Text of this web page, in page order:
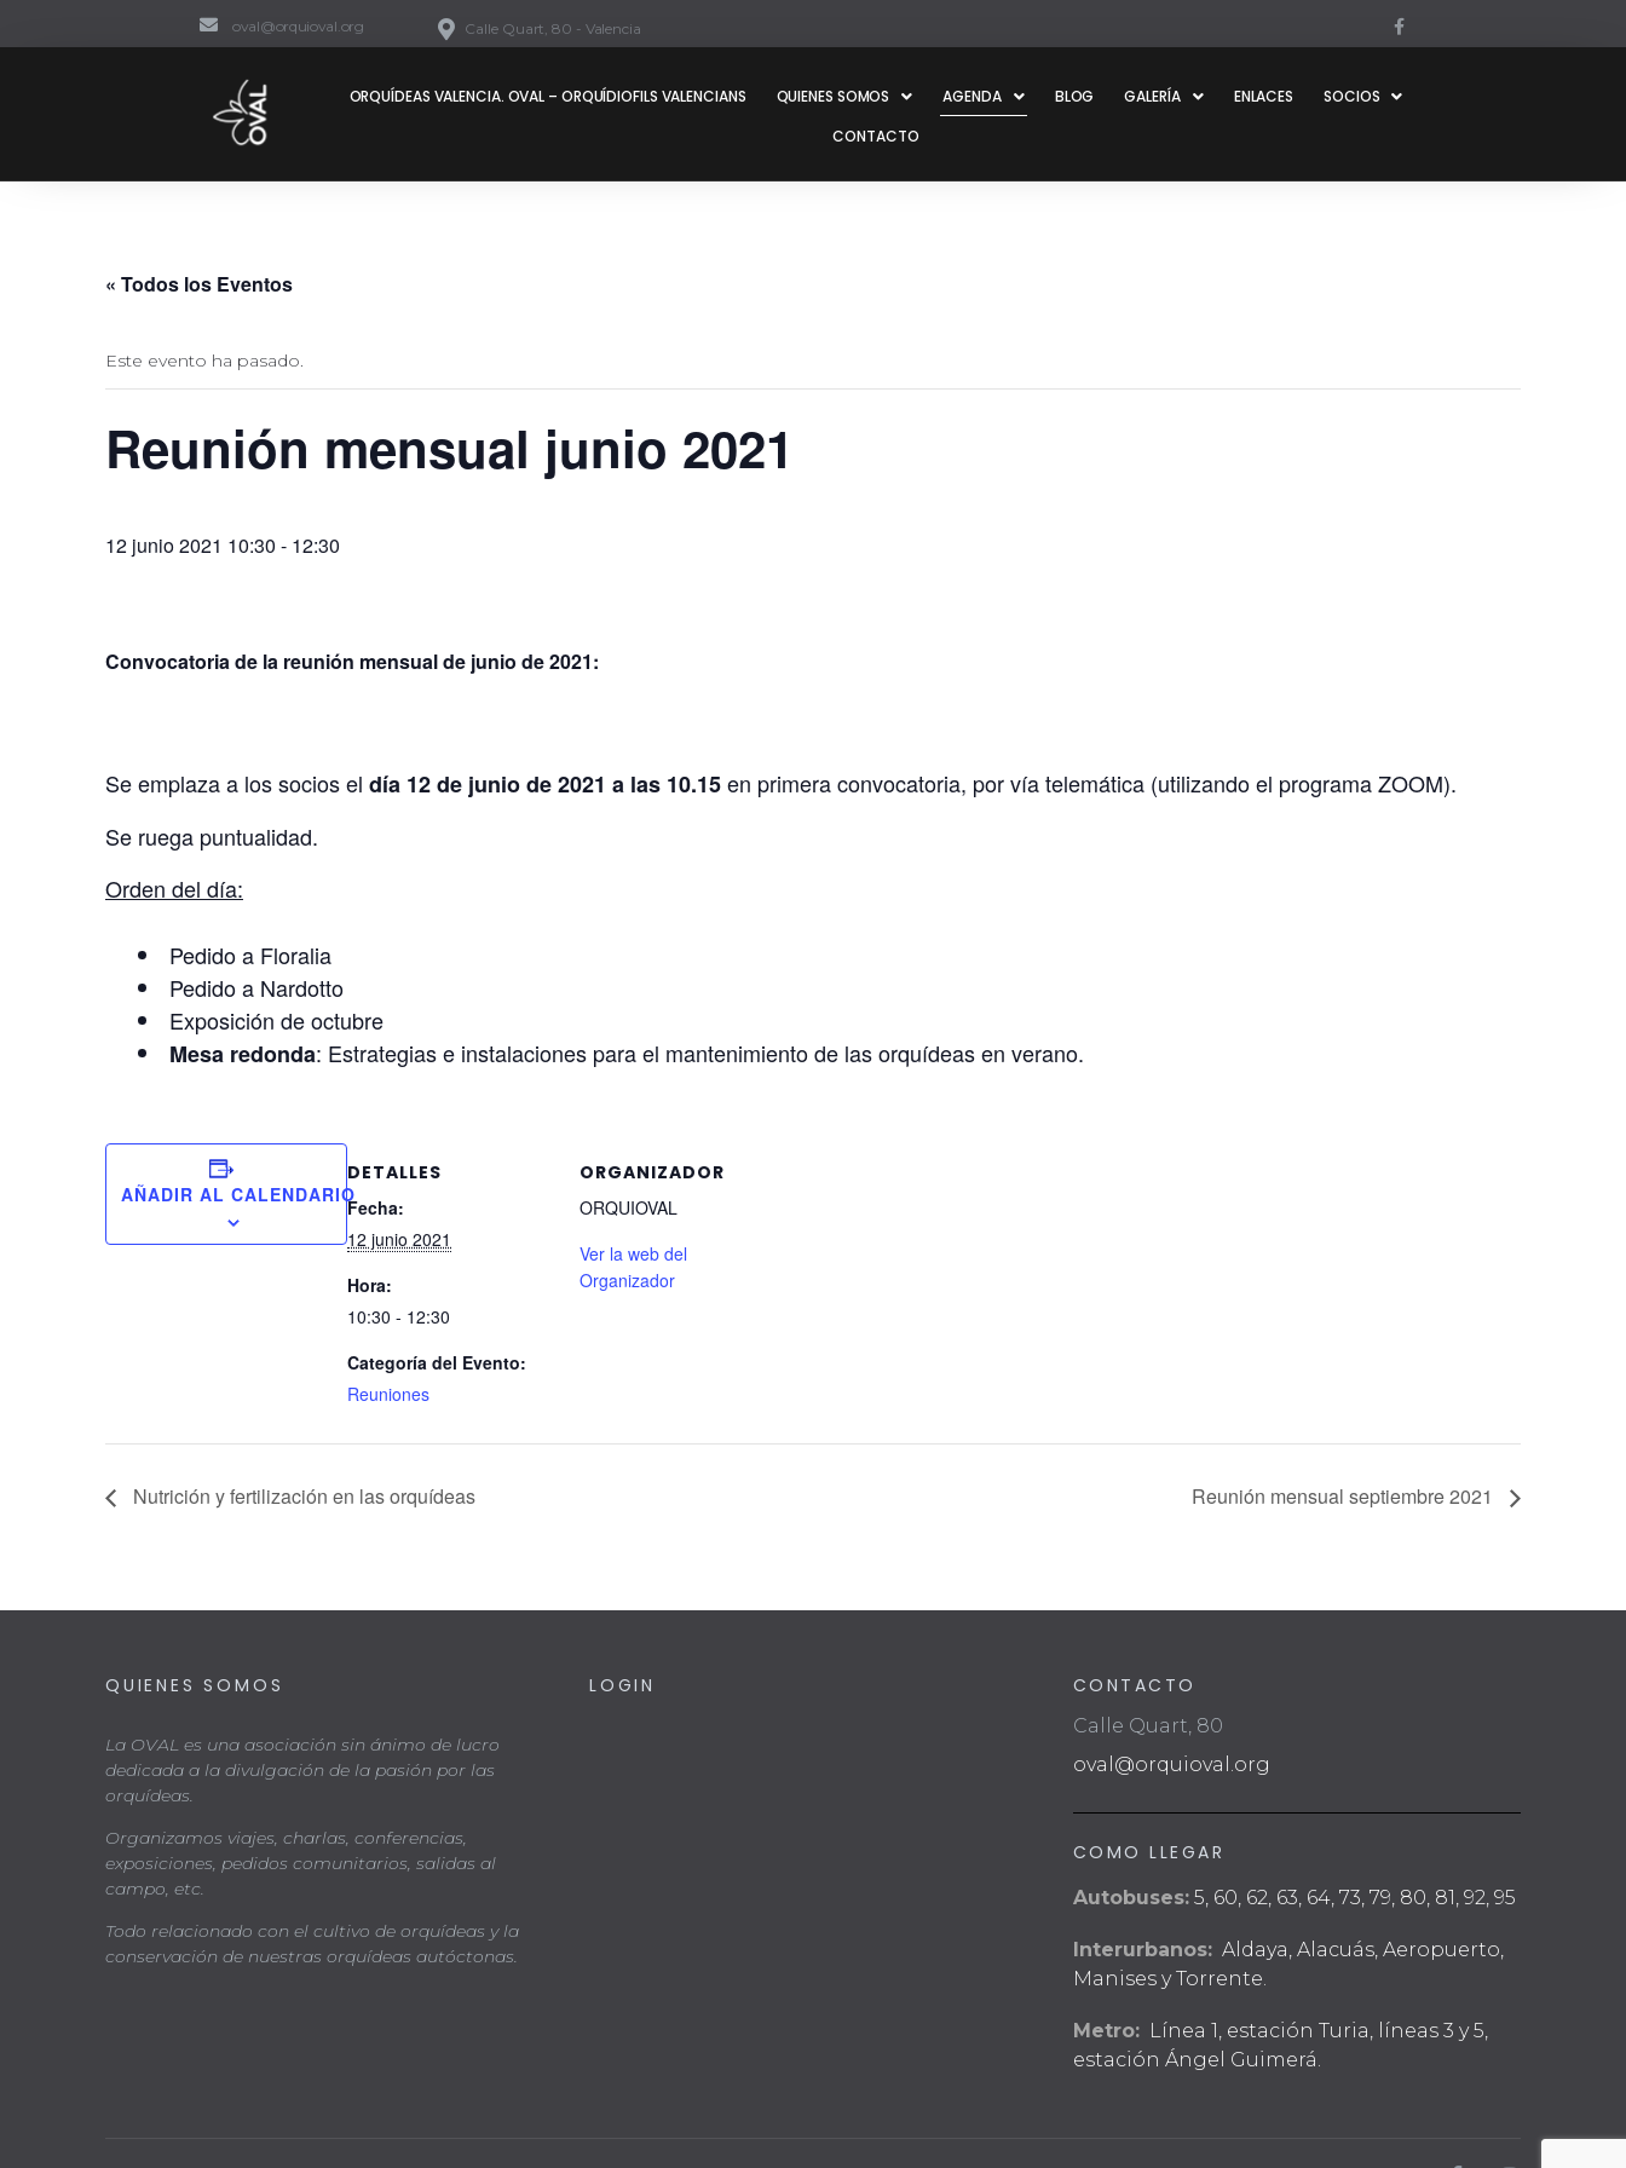
oval@orquioval.org Calle Quart, 80 - Valencia
ORQUÍDEAS VALENCIA. OVAL – ORQUÍDIOFILS VALENCIANS QUIENES SOMOS AGENDA BLOG GALERÍA ENLACES
SOCIOS
CONTACTO
« Todos los Eventos
Este evento ha pasado.
Reunión mensual junio 2021
12 junio 2021 10:30 - 12:30
Convocatoria de la reunión mensual de junio de 2021:
Se emplaza a los socios el día 12 de junio de 2021 a las 10.15en primera convocatoria, por vía telemática (utilizando el programa ZOOM).
Se ruega puntualidad.
Orden del día:
Pedido a Floralia
Pedido a Nardotto
Exposición de octubre
Mesa redonda: Estrategias e instalaciones para el mantenimiento de las orquídeas en verano.
AÑADIR AL CALENDARIO
DETALLES
Fecha:
12 junio 2021
Hora:
10:30 - 12:30
Categoría del Evento:
Reuniones
ORGANIZADOR
ORQUIOVAL
Ver la web del
Organizador
Nutrición y fertilización en las orquídeas Reunión mensual septiembre 2021
QUIENES SOMOS
La OVAL es una asociación sin ánimo de lucro
dedicada a la divulgación de la pasión por las
orquídeas.
Organizamos viajes, charlas, conferencias,
exposiciones, pedidos comunitarios, salidas al
campo, etc.
Todo relacionado con el cultivo de orquídeas y la
conservación de nuestras orquídeas autóctonas.
LOGIN CONTACTO
Calle Quart, 80
oval@orquioval.org
COMO LLEGAR
Autobuses: 5, 60, 62, 63, 64, 73, 79, 80, 81, 92, 95
Interurbanos: Aldaya, Alacuás, Aeropuerto,
Manises y Torrente.
Metro: Línea 1, estación Turia, líneas 3 y 5,
estación Ángel Guimerá.